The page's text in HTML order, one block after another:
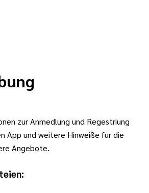
zur Anmedlung und Regestriung
App und weitere Hinweiße für die
Angebote.